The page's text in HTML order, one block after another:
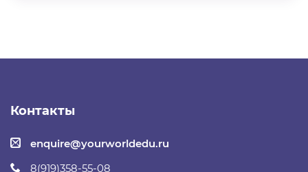
Контакты
enquire@yourworldedu.ru
8(919)358-55-08